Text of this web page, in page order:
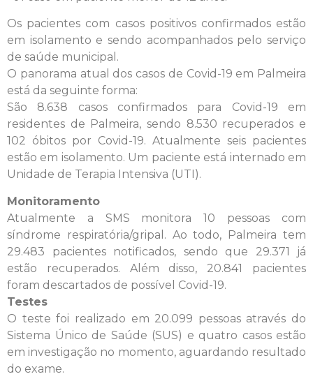
Os pacientes com casos positivos confirmados estão
em isolamento e sendo acompanhados pelo serviço
de saúde municipal.
O panorama atual dos casos de Covid-19 em Palmeira
está da seguinte forma:
São 8.638 casos confirmados para Covid-19 em
residentes de Palmeira, sendo 8.530 recuperados e
102 óbitos por Covid-19. Atualmente seis pacientes
estão em isolamento. Um paciente está internado em
Unidade de Terapia Intensiva (UTI).
Monitoramento
Atualmente a SMS monitora 10 pessoas com
síndrome respiratória/gripal. Ao todo, Palmeira tem
29.483 pacientes notificados, sendo que 29.371 já
estão recuperados. Além disso, 20.841 pacientes
foram descartados de possível Covid-19.
Testes
O teste foi realizado em 20.099 pessoas através do
Sistema Único de Saúde (SUS) e quatro casos estão
em investigação no momento, aguardando resultado
do exame.